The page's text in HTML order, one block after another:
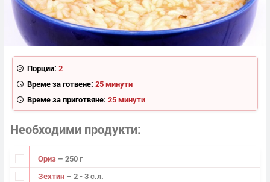
Порции: 2
Време за готвене: 25 минути
Време за приготвяне: 25 минути
Необходими продукти
Ориз – 250 г
Зехтин – 2 - 3 с.л.